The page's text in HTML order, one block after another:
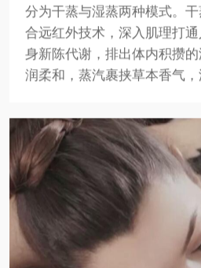
分为干蒸与湿蒸两种模式。
合远红外技术，深入肌理打
身新陈代谢，排出体内积攒
润柔和，蒸汽裹挟草本香气